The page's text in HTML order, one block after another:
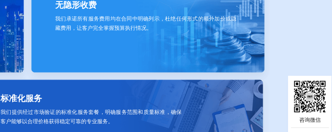
无隐形收费
我们承诺所有服务费用均在合同中明确列示，杜绝任何形式的额外加价或隐
藏费用，让客户完全掌握预算执行情况。
标准化服务
我们提供经过市场验证的标准化服务套餐，明确服务范围和质量标准，确保
客户能够以合理价格获得稳定可靠的专业服务。